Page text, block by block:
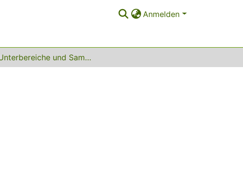
Anmelden
Unterbereiche und Sammlungen